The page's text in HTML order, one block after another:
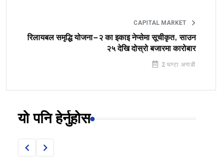
CAPITAL MARKET
रिलायबल समृद्धि योजना–२ का इकाइ नेप्सेमा सूचीकृत, साउन
२५ देखि दोस्रो बजारमा कारोबार
2 घण्टा अगाडी
यो पनि हेर्नुहोस